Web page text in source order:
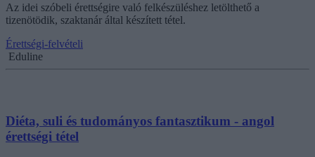
Az idei szóbeli érettségire való felkészüléshez letölthető a
tizenötödik, szaktanár által készített tétel.
Érettségi-felvételi
Eduline
Diéta, suli és tudományos fantasztikum - angol
érettségi tétel